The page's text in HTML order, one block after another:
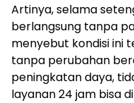
Artinya, selama
berlangsung tanpa
menyebut kondisi ini
tanpa perubahan
peningkatan daya,
layanan 24 jam bisa